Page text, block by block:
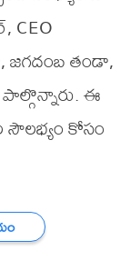
CEO
జగదంబ తండా,
ఈ
సౌలభ్యం కోసం